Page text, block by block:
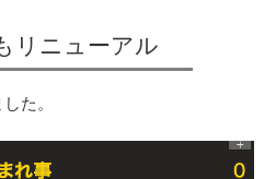
リニューアル
た。